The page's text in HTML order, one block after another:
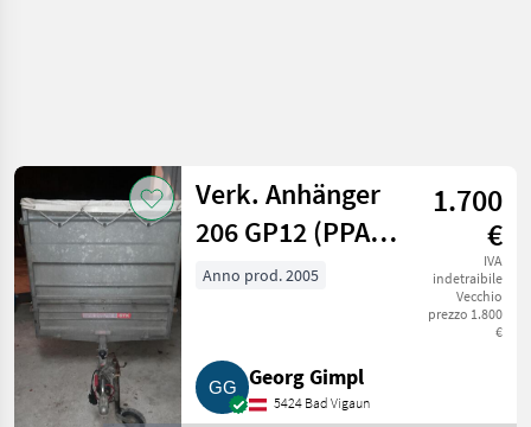
Verk. Anhänger
206 GP12 (PPA
206/12 G)
1.700
€
IVA
indetraibile
Vecchio
prezzo 1.800
€
Anno prod. 2005
Georg Gimpl
5424 Bad Vigaun